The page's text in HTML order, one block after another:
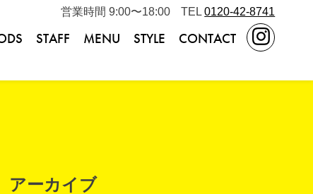
STAFF MENU STYLE CONTACT
営業時間 9:00〜18:00 TEL0120-42-8741
アーカイブ